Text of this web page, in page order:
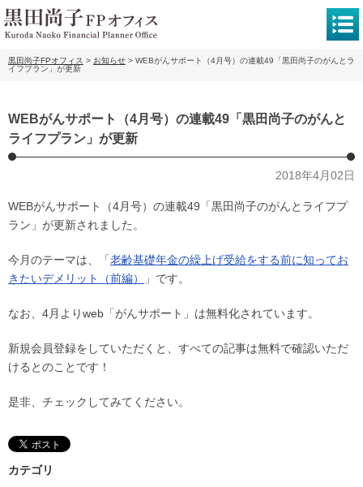
黒田尚子FPオフィス > お知らせ > WEBがんサポート（4月号）の連載49「黒田尚子のがんとラ
イフプラン」が更新
WEBがんサポート（4月号）の連載49「黒田尚子のがんと
ライフプラン」が更新
2018年4月02日
WEBがんサポート（4月号）の連載49「黒田尚子のがんとライフプ
ラン」が更新されました。
今月のテーマは、「老齢基礎年金の繰上げ受給をする前に知ってお
きたいデメリット（前編）
」です。
なお、4月よりweb「がんサポート」は無料化されています。
新規会員登録をしていただくと、すべての記事は無料で確認いただ
けるとのことです！
是非、チェックしてみてください。
カテゴリ